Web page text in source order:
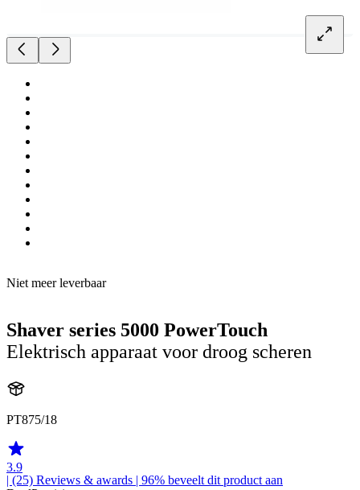
Niet meer leverbaar
Shaver series 5000 PowerTouch
Elektrisch apparaat voor droog scheren
PT875/18
3.9
| (25) Reviews & awards | 96% beveelt dit product aan